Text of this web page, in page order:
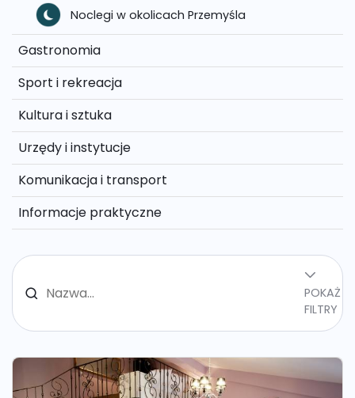
POKAŻ
FILTRY
Noclegi w okolicach Przemyśla
Gastronomia
Sport i rekreacja
Kultura i sztuka
Urzędy i instytucje
Komunikacja i transport
Informacje praktyczne